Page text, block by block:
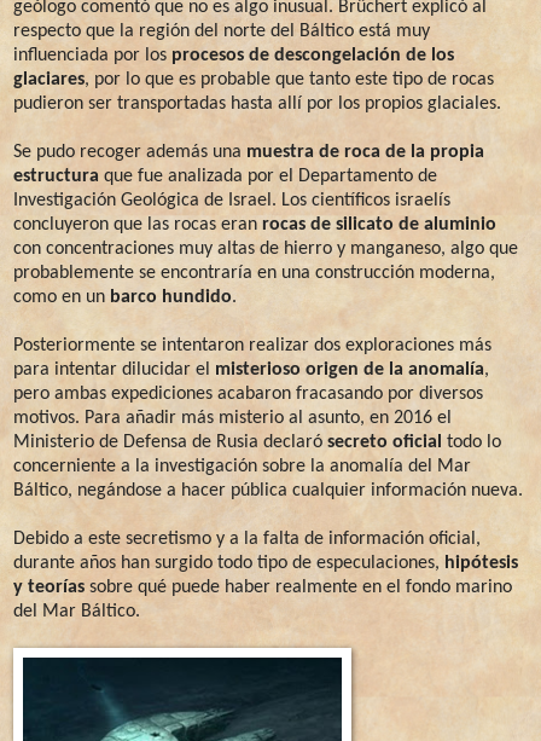
geólogo comentó que no es algo inusual. Brüchert explicó al
respecto que la región del norte del Báltico está muy
influenciada por los procesos de descongelación de los
glaciares, por lo que es probable que tanto este tipo de rocas
pudieron ser transportadas hasta allí por los propios glaciales.
Se pudo recoger además una muestra de roca de la propia
estructura que fue analizada por el Departamento de
Investigación Geológica de Israel. Los científicos israelís
concluyeron que las rocas eran rocas de silicato de aluminio
con concentraciones muy altas de hierro y manganeso, algo que
probablemente se encontraría en una construcción moderna,
como en un barco hundido.
Posteriormente se intentaron realizar dos exploraciones más
para intentar dilucidar el misterioso origen de la anomalía,
pero ambas expediciones acabaron fracasando por diversos
motivos. Para añadir más misterio al asunto, en 2016 el
Ministerio de Defensa de Rusia declaró secreto oficial todo lo
concerniente a la investigación sobre la anomalía del Mar
Báltico, negándose a hacer pública cualquier información nueva.
Debido a este secretismo y a la falta de información oficial,
durante años han surgido todo tipo de especulaciones, hipótesis
y teorías sobre qué puede haber realmente en el fondo marino
del Mar Báltico.